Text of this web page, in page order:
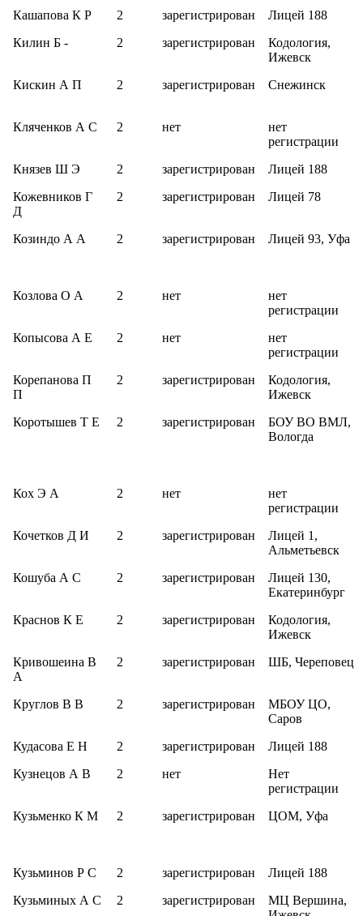
Кашапова К Р 2 зарегистрирован
Лицей 188
Килин Б -
2 зарегистрирован
Кодология,
Ижевск
Кискин А П
2 зарегистрирован Снежинск
Кляченков А С 2 нет
нет
регистрации
Князев Ш Э
2 зарегистрирован
Лицей 188
Кожевников Г
Д
2 зарегистрирован Лицей 78
Козиндо А А 2 зарегистрирован Лицей 93, Уфа
Козлова О А 2 нет
нет
регистрации
Копысова А Е
2 нет
нет
регистрации
Корепанова П
П
2 зарегистрирован
Кодология,
Ижевск
Коротышев Т Е
2 зарегистрирован
БОУ ВО ВМЛ,
Вологда
Кох Э А 2 нет
нет
регистрации
Кочетков Д И
2 зарегистрирован
Лицей 1,
Альметьевск
Кошуба А С
2 зарегистрирован
Лицей 130,
Екатеринбург
Краснов К Е
2 зарегистрирован
Кодология,
Ижевск
Кривошеина В
А
2 зарегистрирован ШБ, Череповец
Круглов В В 2 зарегистрирован
МБОУ ЦО,
Саров
Кудасова Е Н
2 зарегистрирован
Лицей 188
Кузнецов А В
2 нет
Нет
регистрации
Кузьменко К М
2 зарегистрирован ЦОМ, Уфа
Кузьминов Р С 2 зарегистрирован
Лицей 188
Кузьминых А С
2 зарегистрирован
МЦ Вершина,